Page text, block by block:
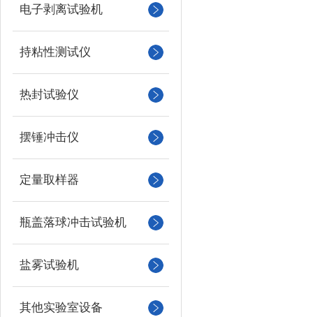
电子剥离试验机
持粘性测试仪
热封试验仪
摆锤冲击仪
定量取样器
瓶盖落球冲击试验机
盐雾试验机
其他实验室设备